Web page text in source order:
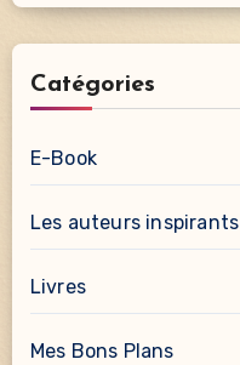
Catégories
E-Book
Les auteurs inspirants
Livres
Mes Bons Plans